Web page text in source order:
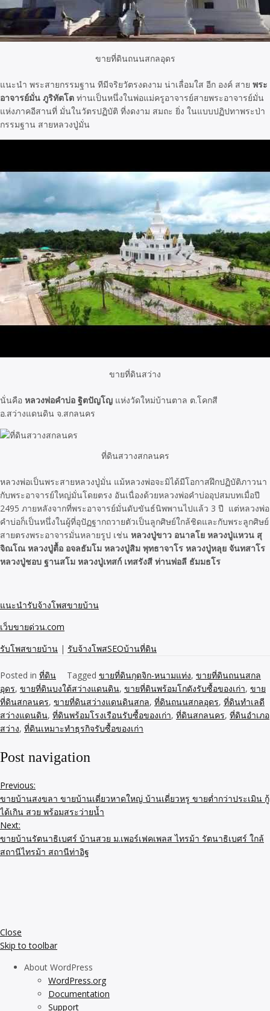
ขายที่ดินถนนสกลอุดร
แนะนำ พระสายกรรมฐาน ทีมีจริยวัตรงดงาม น่าเลื่อมใส อีก องค์ สาย พระ
อาจารย์มั่น ภูริทัตโต ท่านเป็นหนึ่งในพ่อแม่ครูอาจารย์สายพระอาจารย์มั่น
แห่งภาคอีสานที่ มั่นในวัตรปฏิบัติ ที่งดงาม สมถะ ยิ่ง ในแบบปฏิปทาพระป่า
กรรมฐาน สายหลวงปู่มั่น
ขายที่ดินสว่าง
นั่นคือ หลวงพ่อคำบ่อ ฐิตปัญโญ แห่งวัดใหม่บ้านตาล ต.โคกสี
อ.สว่างแดนดิน จ.สกลนคร
ที่ดินสวางสกลนคร
หลวงพ่อเป็นพระสายหลวงปู่มั่น แม้หลวงพ่อจะมิได้มีโอกาสฝึกปฏิบัติภาวนา
กับพระอาจารย์ใหญ่มั่นโดยตรง อันเนื่องด้วยหลวงพ่อคำบ่ออุปสมบทเมื่อปี
2495 ภายหลังจากที่พระอาจารย์มั่นดับขันธ์นิพพานไปแล้ว 3 ปี แต่หลวงพ่อ
คำบ่อก็เป็นหนึ่งในผู้ที่อุปัฏฐากถวายตัวเป็นลูกศิษย์ใกล้ชิดและกับพระลูกศิษย์
สายตรงพระอาจารมั่นหลายรูป เช่น หลวงปู่ขาว อนาลโย หลวงปู่แหวน สุ
จิณโณ หลวงปู่ตื้อ อจลธัมโม หลวงปู่สิม พุทธาจาโร หลวงปู่หลุย จันทสาโร
หลวงปู่ชอบ ฐานสโม หลวงปู่เทสก์ เทสรังสี ท่านพ่อลี ธัมมธโร
แนะนำรับจ้างโพสขายบ้าน
เว็บขายด่วน.com
รับโพสขายบ้าน | รับจ้างโพสSEOบ้านที่ดิน
Posted in ที่ดิน Tagged ขายที่ดินกุดจิก-หนามแท่ง, ขายที่ดินถนนสกล
อุดร, ขายที่ดินบงใต้สว่างแดนดิน, ขายที่ดินพร้อมโกดังรับซื้อของเก่า, ขาย
ที่ดินสกลนคร, ขายที่ดินสว่างแดนดินสกล, ที่ดินถนนสกลอุดร, ที่ดินทำเลดี
สว่างแดนดิน, ที่ดินพร้อมโรงเรือนรับซื้อของเก่า, ที่ดินสกลนคร, ที่ดินอำเภอ
สว่าง, ที่ดินเหมาะทำธุรกิจรับซื้อของเก่า
Post navigation
Previous:
ขายบ้านสงขลา ขายบ้านเดี่ยวหาดใหญ่ บ้านเดี่ยวหรู ขายต่ำกว่าประเมิน กู้
ได้เกิน สวย พร้อมสระว่ายน้ำ
Next:
ขายบ้านรัตนาธิเบศร์ บ้านสวย ม.เพอร์เฟคเพลส ไทรม้า รัตนาธิเบศร์ ใกล้
สถานีไทรม้า สถานีท่าอิฐ
Close
Skip to toolbar
About WordPress
WordPress.org
Documentation
Support